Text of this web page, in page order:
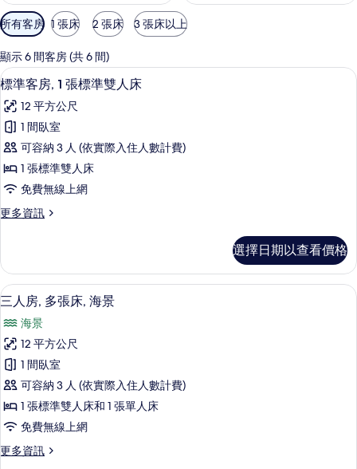
可
用
的
客
房
篩
選
條
所有客房 1 張床 2 張床 3 張床以上
顯示 6 間客房 (共 6 間)
顯
示
標
準
客
房,
張
準
雙
人
床
的
所
有
相
片
10
標準客房, 1 張標準雙人床
12 平方公尺
1 間臥室
可容納 3 人 (依實際入住人數計費)
1 張標準雙人床
免費無線上網
更多資訊
更
客
房,
1
標
準
雙
人
床
的
詳
情
選擇日期以查看價格
顯
示
三
人
房,
多
張
海
三人房, 多張床, 海景 | 書桌、隔音、免
13
三人房, 多張床, 海景
海景
12 平方公尺
1 間臥室
可容納 3 人 (依實際入住人數計費)
1 張標準雙人床和 1 張單人床
免費無線上網
更多資訊
更